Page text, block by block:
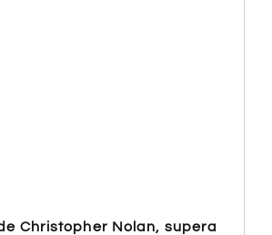
Christopher Nolan, supera